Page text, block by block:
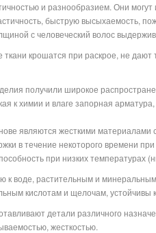
и разнообразием. Они
быструю высыхаемость,
с человеческий волос
крошатся при раскрое, не
получили широкое
к химии и влаге запорная
являются жесткими материалами
в течение некоторого времени
при низких температурах
к воде, растительным и
кислотам и щелочам, устойчивы
детали различного
жесткостью.